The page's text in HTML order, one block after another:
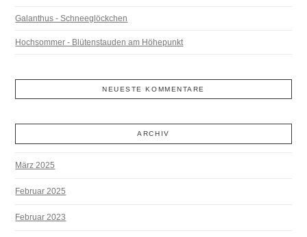
Galanthus - Schneeglöckchen
Hochsommer - Blütenstauden am Höhepunkt
NEUESTE KOMMENTARE
ARCHIV
März 2025
Februar 2025
Februar 2023